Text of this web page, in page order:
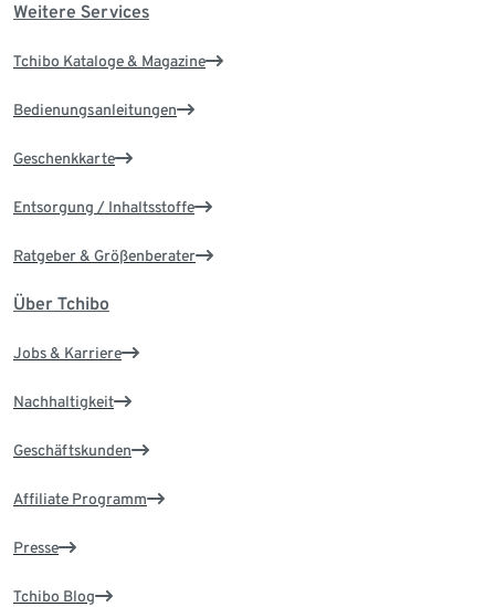
Weitere Services
Tchibo Kataloge & Magazine
Bedienungsanleitungen
Geschenkkarte
Entsorgung / Inhaltsstoffe
Ratgeber & Größenberater
Über Tchibo
Jobs & Karriere
Nachhaltigkeit
Geschäftskunden
Affiliate Programm
Presse
Tchibo Blog